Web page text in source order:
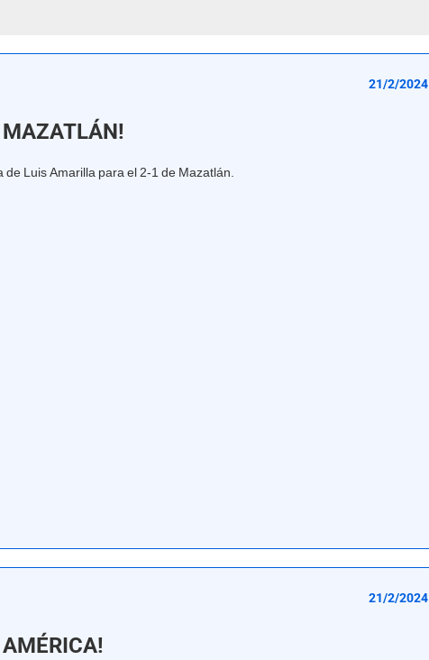
21/2/2024
MAZATLÁN!
Luis Amarilla para el 2-1 de Mazatlán.
21/2/2024